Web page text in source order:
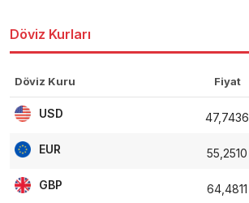
Döviz Kurları
Döviz Kuru Fiyat
USD 47,7436
EUR 55,2510
GBP 64,4811